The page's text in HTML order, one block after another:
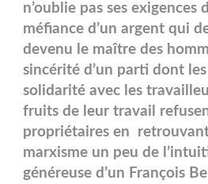
n’oublie pas ses exigences
méfiance d’un argent qui
devenu le maître des
sincérité d’un parti dont
solidarité avec les
fruits de leur travail
propriétaires en
marxisme un peu de
généreuse d’un François